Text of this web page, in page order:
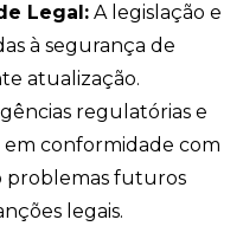
Legal: A legislação e
à segurança de
atualização.
regulatórias e
conformidade com
problemas futuros
legais.